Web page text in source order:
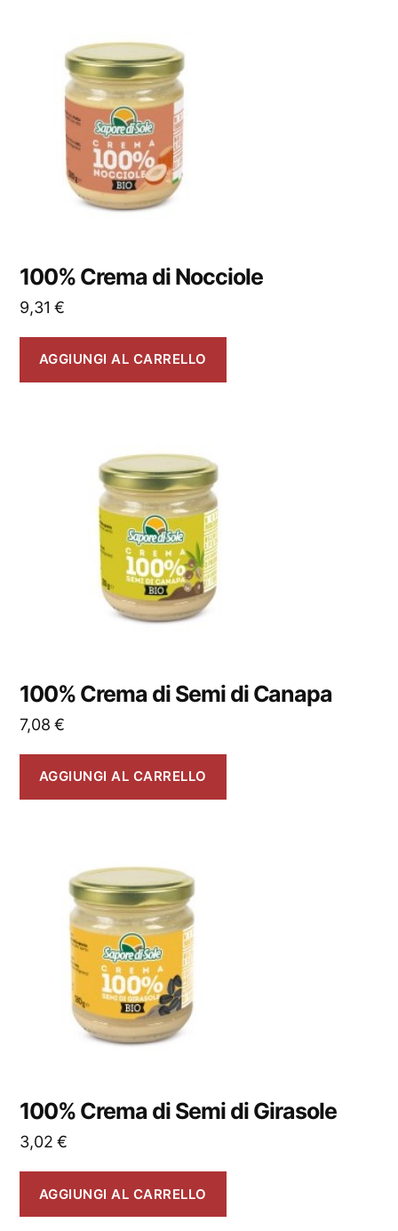
100% Crema di Nocciole
9,31€
AGGIUNGI AL CARRELLO
100% Crema di Semi di Canapa
7,08€
AGGIUNGI AL CARRELLO
100% Crema di Semi di Girasole
3,02€
AGGIUNGI AL CARRELLO